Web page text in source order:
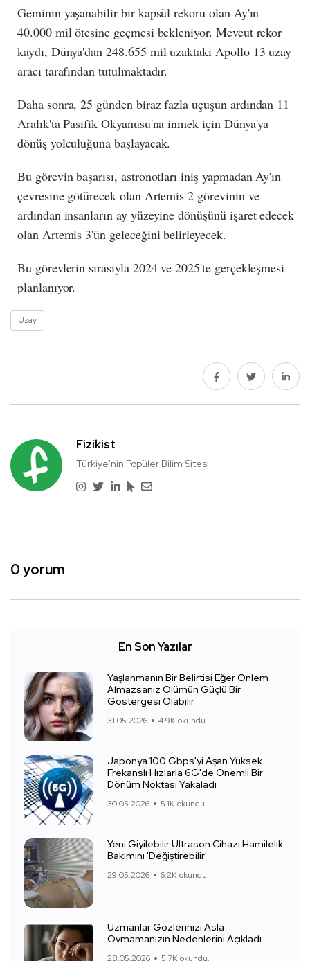
Geminin yaşanabilir bir kapsül rekoru olan Ay'ın
40.000 mil ötesine geçmesi bekleniyor. Mevcut rekor
kaydı, Dünya'dan 248.655 mil uzaktaki Apollo 13 uzay
aracı tarafından tutulmaktadır.
Daha sonra, 25 günden biraz fazla uçuşun ardından 11
Aralık'ta Pasifik Okyanusu'na inmek için Dünya'ya
dönüş yolculuğuna başlayacak.
Bu görevin başarısı, astronotları iniş yapmadan Ay'ın
çevresine götürecek olan Artemis 2 görevinin ve
ardından insanların ay yüzeyine dönüşünü işaret edecek
olan Artemis 3'ün geleceğini belirleyecek.
Bu görevlerin sırasıyla 2024 ve 2025'te gerçekleşmesi
planlanıyor.
Uzay
Fizikist
Türkiye'nin Popüler Bilim Sitesi
0 yorum
En Son Yazılar
Yaşlanmanın Bir Belirtisi Eğer Önlem
Almazsanız Ölümün Güçlü Bir
Göstergesi Olabilir
31.05.2026 4.9K okundu.
Japonya 100 Gbps'yi Aşan Yüksek
Frekanslı Hızlarla 6G'de Önemli Bir
Dönüm Noktası Yakaladı
30.05.2026 5.1K okundu.
Yeni Giyilebilir Ultrason Cihazı Hamilelik
Bakımını 'Değiştirebilir'
29.05.2026 6.2K okundu.
Uzmanlar Gözlerinizi Asla
Ovmamanızın Nedenlerini Açıkladı
28.05.2026 5.7K okundu.